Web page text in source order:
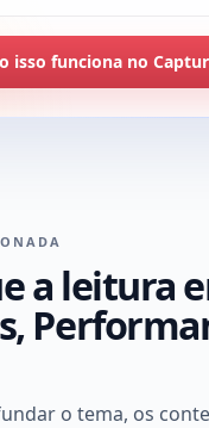
isso funciona no
a leitura
o tema, os